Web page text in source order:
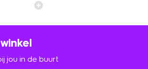
je bij HEMA aan het juiste adres.
hiel en teen én een
terwijl je voeten droog blijven. Je
voor een zacht prijsje,
je van HEMA gewend bent.
jou in de buurt